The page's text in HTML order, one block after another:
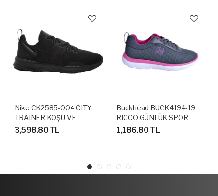
Nike CK2585-004 CITY
TRAINER KOŞU VE
YÜRÜYÜŞ AYAKKABISI
3,598.80 TL
Buckhead BUCK4194-19
RICCO GÜNLÜK SPOR
AYAKKABI
1,186.80 TL